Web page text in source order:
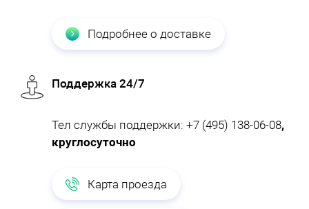
Подробнее о доставке
Поддержка 24/7
Тел службы поддержки: +7 (495) 138-06-08,
круглосуточно
Карта проезда